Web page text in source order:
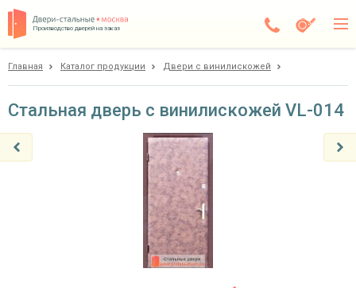
Производство дверей на заказ
Главная Каталог продукции Двери с винилискожей
Стальная дверь с винилискожей VL-014